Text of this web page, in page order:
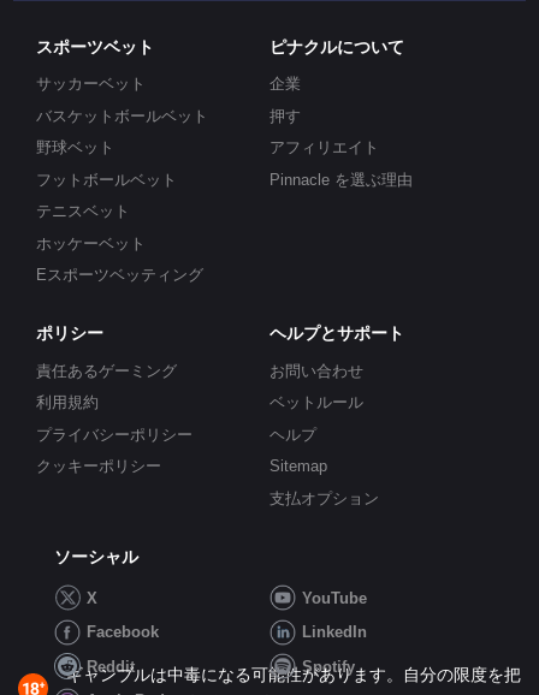
スポーツベット
サッカーベット
バスケットボールベット
野球ベット
フットボールベット
テニスベット
ホッケーベット
Eスポーツベッティング
ピナクルについて
企業
押す
アフィリエイト
Pinnacle を選ぶ理由
ポリシー
責任あるゲーミング
利用規約
プライバシーポリシー
クッキーポリシー
ヘルプとサポート
お問い合わせ
ベットルール
ヘルプ
Sitemap
支払オプション
ソーシャル
X
YouTube
Facebook
LinkedIn
Reddit
Spotify
ギャンブルは中毒になる可能性があります。自分の限度を把